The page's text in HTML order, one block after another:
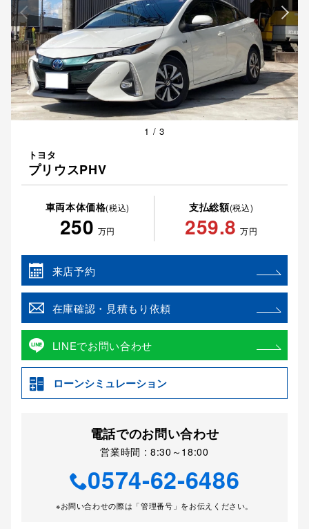
1 / 3
トヨタ
プリウスPHV
車両本体価格(税込)
250 万円
支払総額(税込)
259.8 万円
来店予約
在庫確認・見積もり依頼
LINEでお問い合わせ
ローンシミュレーション
電話でのお問い合わせ
営業時間 : 8:30～18:00
0574-62-6486
※お問い合わせの際は「管理番号」をお伝えください。